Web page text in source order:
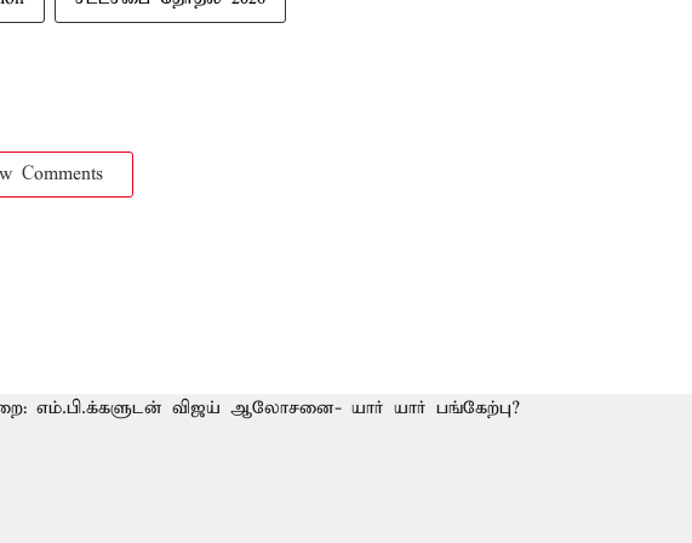
Comments